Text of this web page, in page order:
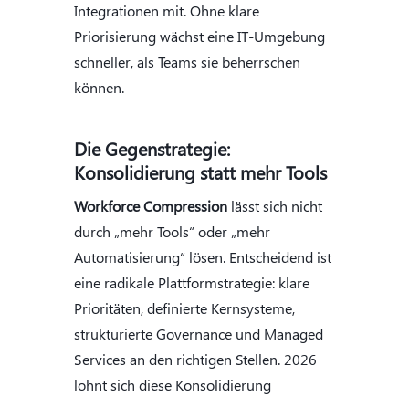
Integrationen mit. Ohne klare
Priorisierung wächst eine IT-Umgebung
schneller, als Teams sie beherrschen
können.
Die Gegenstrategie:
Konsolidierung statt mehr Tools
Workforce Compressionlässt sich nicht
durch „mehr Tools“ oder „mehr
Automatisierung“ lösen. Entscheidend ist
eine radikale Plattformstrategie: klare
Prioritäten, definierte Kernsysteme,
strukturierte Governance und Managed
Services an den richtigen Stellen. 2026
lohnt sich diese Konsolidierung